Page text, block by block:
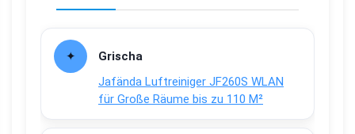
Grischa
Jafända Luftreiniger JF260S WLAN
für Große Räume bis zu 110 M²